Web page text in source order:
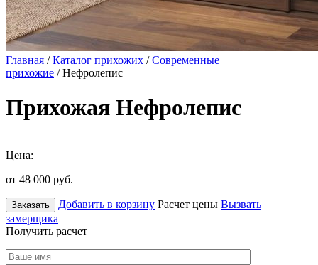
Главная /Каталог прихожих /Современные
прихожие / Нефролепис
Прихожая Нефролепис
Цена:
от 48 000 руб.
Заказать Добавить в корзину Расчет цены Вызвать
замерщика
Получить расчет